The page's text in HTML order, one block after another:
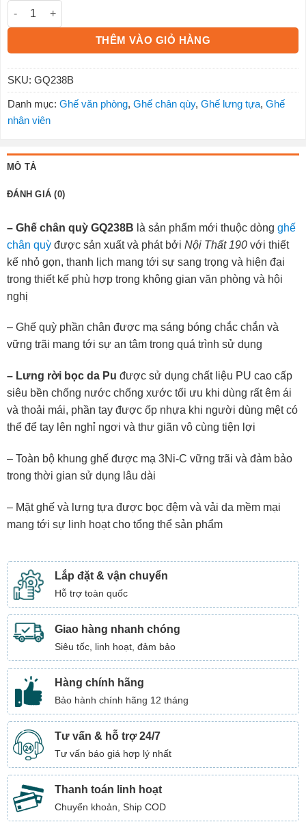
Ghế chân quỳ GQ238B số lượng
THÊM VÀO GIỎ HÀNG
SKU: GQ238B
Danh mục: Ghế văn phòng, Ghế chân qùy, Ghế lưng tựa, Ghế
nhân viên
MÔ TẢ
ĐÁNH GIÁ (0)
– Ghế chân quỳ GQ238B là sản phẩm mới thuộc dòng ghế
chân quỳ được sản xuất và phát bởi Nội Thất 190 với thiết
kế nhỏ gọn, thanh lịch mang tới sự sang trọng và hiện đại
trong thiết kế phù hợp trong không gian văn phòng và hội
nghị
– Ghế quỳ phần chân được mạ sáng bóng chắc chắn và
vững trãi mang tới sự an tâm trong quá trình sử dụng
– Lưng rời bọc da Pu được sử dụng chất liệu PU cao cấp
siêu bền chống nước chống xước tối ưu khi dùng rất êm ái
và thoải mái, phần tay được ốp nhựa khi người dùng mệt có
thể để tay lên nghỉ ngơi và thư giãn vô cùng tiện lợi
– Toàn bộ khung ghế được mạ 3Ni-C vững trãi và đảm bảo
trong thời gian sử dụng lâu dài
– Mặt ghế và lưng tựa được bọc đệm và vải da mềm mại
mang tới sự linh hoạt cho tổng thể sản phẩm
Lắp đặt & vận chuyển
Hỗ trợ toàn quốc
Giao hàng nhanh chóng
Siêu tốc, linh hoạt, đảm bảo
Hàng chính hãng
Bảo hành chính hãng 12 tháng
Tư vấn & hỗ trợ 24/7
Tư vấn báo giá hợp lý nhất
Thanh toán linh hoạt
Chuyển khoản, Ship COD